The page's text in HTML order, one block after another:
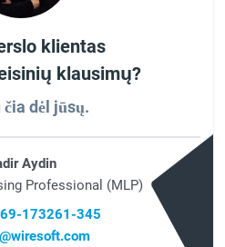
klientas
klausimų?
čia dėl jūsų.
Aydin
Professional (MLP)
173261-345